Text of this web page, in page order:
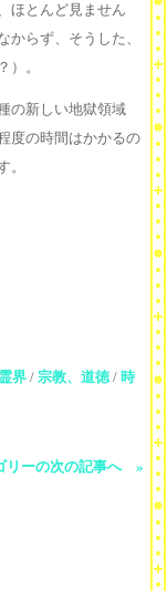
ほとんど見ません
からず、そうした、
）。
の新しい地獄領域
度の時間はかかるの
。
界/ 宗教、道徳/ 時
リーの次の記事へ »